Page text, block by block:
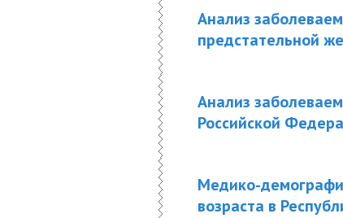
Анализ
предстательной
Анализ
Российской
Медико-
возраста в